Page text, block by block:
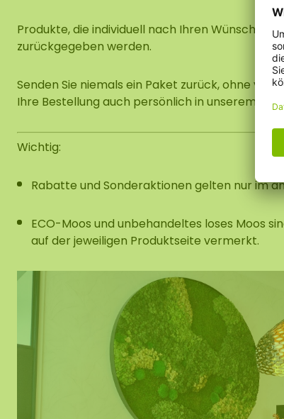
Produkte, die individuell nach Ihren Wünschen
zurückgegeben werden.
Senden Sie niemals ein Paket zurück, ohne
Ihre Bestellung auch persönlich in unserem
Wichtig:
Rabatte und Sonderaktionen gelten nurim
ECO-Moos und unbehandeltes loses Moos
auf der jeweiligen Produktseite vermerkt.